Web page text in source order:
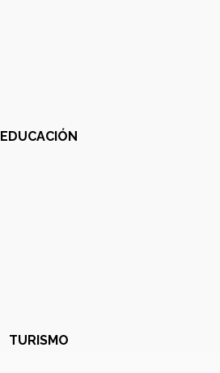
EDUCACIÓN
TURISMO